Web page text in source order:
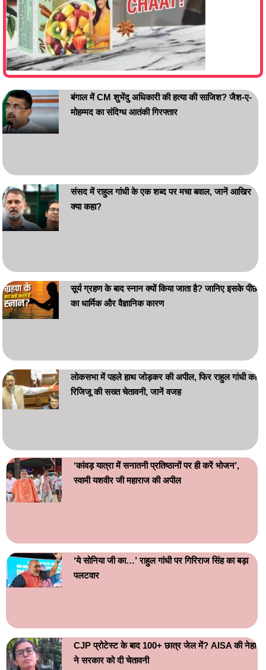
बंगाल में CM शुभेंदु अधिकारी की हत्या की साजिश? जैश-ए-
मोहम्मद का संदिग्ध आतंकी गिरफ्तार
संसद में राहुल गांधी के एक शब्द पर मचा बवाल, जानें आखिर
क्या कहा?
सूर्य ग्रहण के बाद स्नान क्यों किया जाता है? जानिए इसके पीछे
का धार्मिक और वैज्ञानिक कारण
लोकसभा में पहले हाथ जोड़कर की अपील, फिर राहुल गांधी को
रिजिजू की सख्त चेतावनी, जानें वजह
‘कांवड़ यात्रा में सनातनी प्रतिष्ठानों पर ही करें भोजन’,
स्वामी यशवीर जी महाराज की अपील
‘ये सोनिया जी का…’ राहुल गांधी पर गिरिराज सिंह का बड़ा
पलटवार
CJP प्रोटेस्ट के बाद 100+ छात्र जेल में? AISA की नेहा
ने सरकार को दी चेतावनी